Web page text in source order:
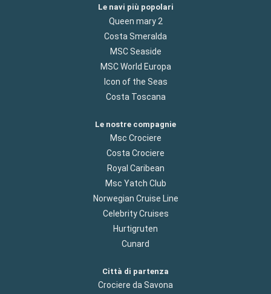
Le navi più popolari
Queen mary 2
Costa Smeralda
MSC Seaside
MSC World Europa
Icon of the Seas
Costa Toscana
Le nostre compagnie
Msc Crociere
Costa Crociere
Royal Caribean
Msc Yatch Club
Norwegian Cruise Line
Celebrity Cruises
Hurtigruten
Cunard
Città di partenza
Crociere da Savona